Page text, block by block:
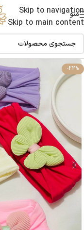
Skip to navigation
Skip to main content
منو
-22%